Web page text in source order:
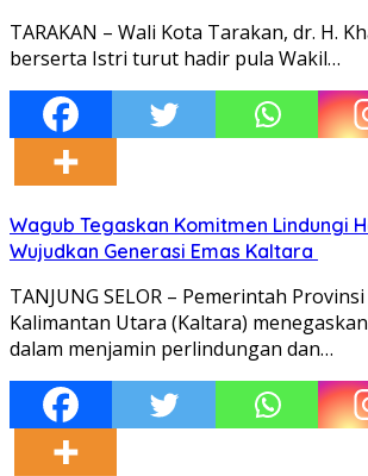
TARAKAN – Wali Kota Tarakan, dr. H.
berserta Istri turut hadir pula Wakil…
Wagub Tegaskan Komitmen Lindungi
Wujudkan Generasi Emas Kaltara
TANJUNG SELOR – Pemerintah
Kalimantan Utara (Kaltara)
dalam menjamin perlindungan dan…